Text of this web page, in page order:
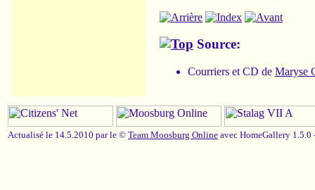
Source:
Courriers et CD de Maryse
Actualisé le 14.5.2010 par le © Team Moosburg Online avec HomeGallery 1.5.0